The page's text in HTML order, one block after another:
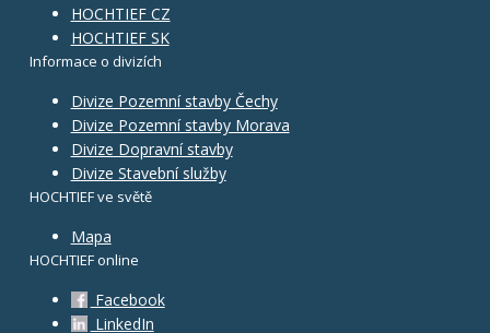
HOCHTIEF CZ
HOCHTIEF SK
Informace o divizích
Divize Pozemní stavby Čechy
Divize Pozemní stavby Morava
Divize Dopravní stavby
Divize Stavební služby
HOCHTIEF ve světě
Mapa
HOCHTIEF online
Facebook
LinkedIn